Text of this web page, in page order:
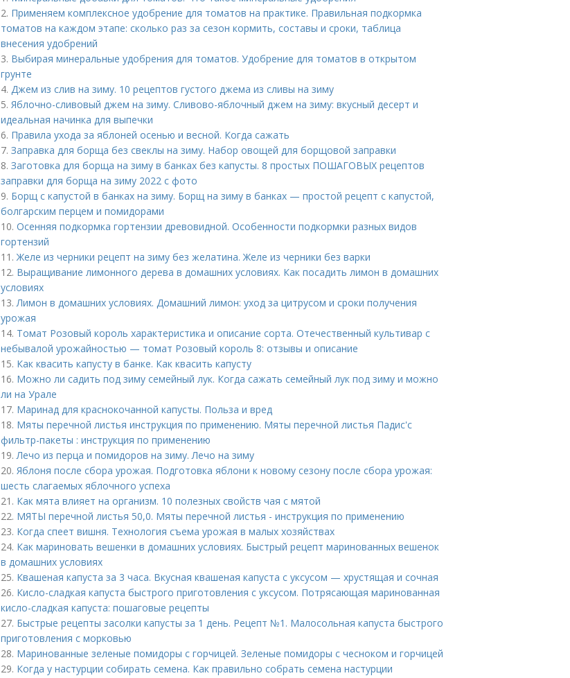
2. Применяем комплексное удобрение для томатов на практике. Правильная подкормка
томатов на каждом этапе: сколько раз за сезон кормить, составы и сроки, таблица
внесения удобрений
3. Выбирая минеральные удобрения для томатов. Удобрение для томатов в открытом
грунте
4. Джем из слив на зиму. 10 рецептов густого джема из сливы на зиму
5. Яблочно-сливовый джем на зиму. Сливово-яблочный джем на зиму: вкусный десерт и
идеальная начинка для выпечки
6. Правила ухода за яблоней осенью и весной. Когда сажать
7. Заправка для борща без свеклы на зиму. Набор овощей для борщовой заправки
8. Заготовка для борща на зиму в банках без капусты. 8 простых ПОШАГОВЫХ рецептов
заправки для борща на зиму 2022 с фото
9. Борщ с капустой в банках на зиму. Борщ на зиму в банках — простой рецепт с капустой,
болгарским перцем и помидорами
10. Осенняя подкормка гортензии древовидной. Особенности подкормки разных видов
гортензий
11.Желе из черники рецепт на зиму без желатина. Желе из черники без варки
12. Выращивание лимонного дерева в домашних условиях. Как посадить лимон в домашних
условиях
13.Лимон в домашних условиях. Домашний лимон: уход за цитрусом и сроки получения
урожая
14. Томат Розовый король характеристика и описание сорта. Отечественный культивар с
небывалой урожайностью — томат Розовый король 8: отзывы и описание
15. Как квасить капусту в банке. Как квасить капусту
16. Можно ли садить под зиму семейный лук. Когда сажать семейный лук под зиму и можно
ли на Урале
17. Маринад для краснокочанной капусты. Польза и вред
18. Мяты перечной листья инструкция по применению. Мяты перечной листья Падис'с
фильтр-пакеты : инструкция по применению
19.Лечо из перца и помидоров на зиму. Лечо на зиму
20. Яблоня после сбора урожая. Подготовка яблони к новому сезону после сбора урожая:
шесть слагаемых яблочного успеха
21. Как мята влияет на организм. 10 полезных свойств чая с мятой
22. МЯТЫ перечной листья 50,0. Мяты перечной листья - инструкция по применению
23. Когда спеет вишня. Технология съема урожая в малых хозяйствах
24. Как мариновать вешенки в домашних условиях. Быстрый рецепт маринованных вешенок
в домашних условиях
25. Квашеная капуста за 3 часа. Вкусная квашеная капуста с уксусом — хрустящая и сочная
26. Кисло-сладкая капуста быстрого приготовления с уксусом. Потрясающая маринованная
кисло-сладкая капуста: пошаговые рецепты
27. Быстрые рецепты засолки капусты за 1 день. Рецепт №1. Малосольная капуста быстрого
приготовления с морковью
28. Маринованные зеленые помидоры с горчицей. Зеленые помидоры с чесноком и горчицей
29. Когда у настурции собирать семена. Как правильно собрать семена настурции